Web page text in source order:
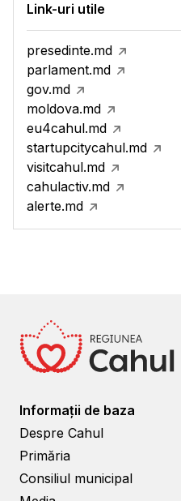
Link-uri utile
presedinte.md
parlament.md
gov.md
moldova.md
eu4cahul.md
startupcitycahul.md
visitcahul.md
cahulactiv.md
alerte.md
Informații de baza
Despre Cahul
Primăria
Consiliul municipal